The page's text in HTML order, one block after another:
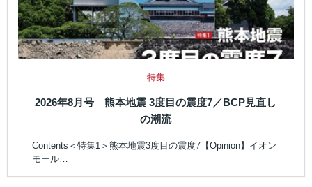
特集
2026年8月号 熊本地震 3度目の震度7／BCP見直し
の潮流
Contents＜特集1＞熊本地震3度目の震度7【Opinion】イオン
モール…